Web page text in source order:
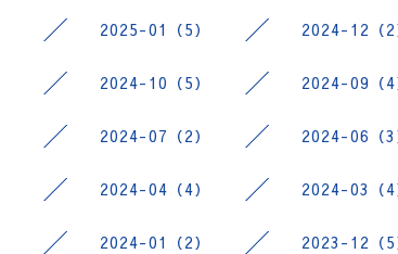
2025-01（5） 2024-12（2
2024-10（5） 2024-09（4
2024-07（2） 2024-06（3
2024-04（4） 2024-03（4
2024-01（2） 2023-12（5